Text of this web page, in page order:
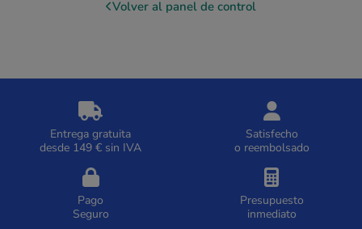
Volver al panel de control
Entrega gratuita
desde 149 € sin IVA
Satisfecho
o reembolsado
Pago
Seguro
Presupuesto
inmediato